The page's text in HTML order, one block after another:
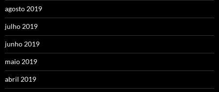
agosto 2019
julho 2019
junho 2019
maio 2019
abril 2019